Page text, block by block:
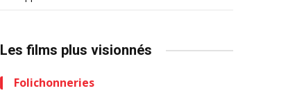
Les films plus visionnés
Folichonneries